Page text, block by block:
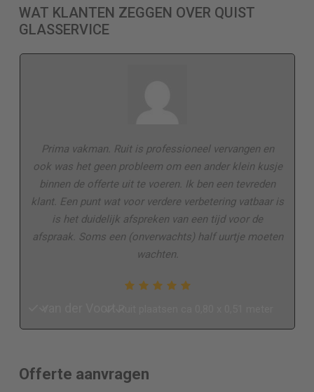
WAT KLANTEN ZEGGEN OVER QUIST
GLASSERVICE
Prima vakman. Ruit is professioneel vervangen en
ook was het geen probleem om een ander klein kusje
binnen de offerte uit te voeren. Ik ben een tevreden
klant. Een punt wat voor verdere verbetering vatbaar is
is het duidelijk afspreken van een tijd voor de
afspraak. Soms een (onverwachts) half uurtje moeten
wachten.
Offerte aanvragen